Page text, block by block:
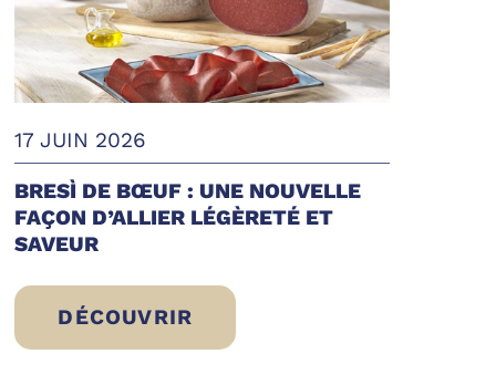
17 JUIN 2026
BRESÌ DE BŒUF : UNE NOUVELLE
FAÇON D’ALLIER LÉGÈRETÉ ET
SAVEUR
DÉCOUVRIR
BRESÌ DE BŒUF : UNE NOUVELLE